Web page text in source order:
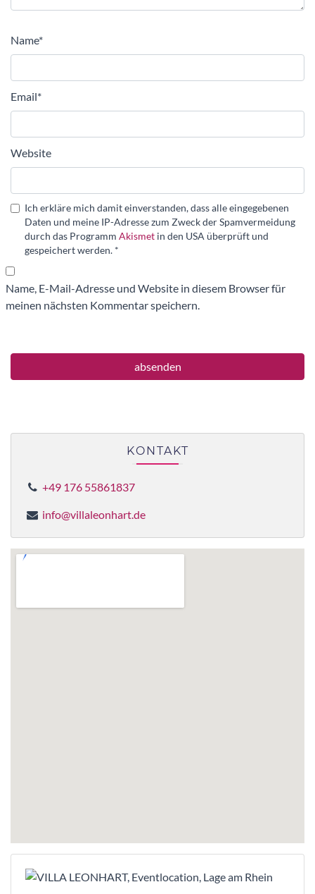
Name*
Email*
Website
Ich erkläre mich damit einverstanden, dass alle eingegebenen
Daten und meine IP-Adresse zum Zweck der Spamvermeidung
durch das Programm Akismet in den USA überprüft und
gespeichert werden. *
Name, E-Mail-Adresse und Website in diesem Browser für
meinen nächsten Kommentar speichern.
KONTAKT
+49 176 55861837
info@villaleonhart.de